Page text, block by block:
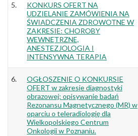
5.
KONKURS OFERT NA
UDZIELANIE ZAMÓWIENIA NA
ŚWIADCZENIA ZDROWOTNE W
ZAKRESIE: CHOROBY
WEWNĘTRZNE,
ANESTEZJOLOGIA I
INTENSYWNA TERAPIA
6.
OGŁOSZENIE O KONKURSIE
OFERT w zakresie diagnostyki
obrazowej: opisywanie badań
Rezonansu Magnetycznego (MR) w
oparciu o teleradiologię dla
Wielkopolskiego Centrum
Onkologii w Poznaniu.